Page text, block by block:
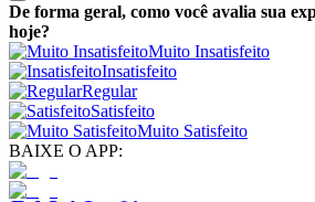
De forma geral, como você avalia sua
hoje?
Muito Insatisfeito
Insatisfeito
Regular
Satisfeito
Muito Satisfeito
BAIXE O APP: